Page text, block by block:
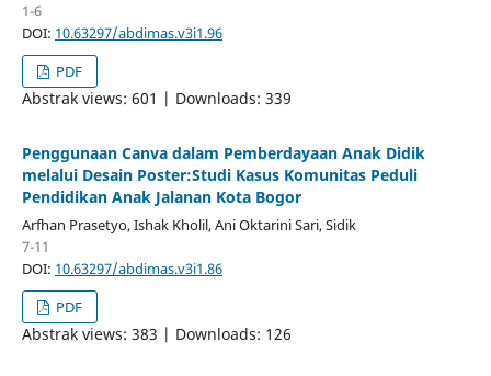
1-6
DOI: 10.63297/abdimas.v3i1.96
PDF
Abstrak views: 601 | Downloads: 339
Penggunaan Canva dalam Pemberdayaan Anak Didik
melalui Desain Poster:Studi Kasus Komunitas Peduli
Pendidikan Anak Jalanan Kota Bogor
Arfhan Prasetyo, Ishak Kholil, Ani Oktarini Sari, Sidik
7-11
DOI: 10.63297/abdimas.v3i1.86
PDF
Abstrak views: 383 | Downloads: 126